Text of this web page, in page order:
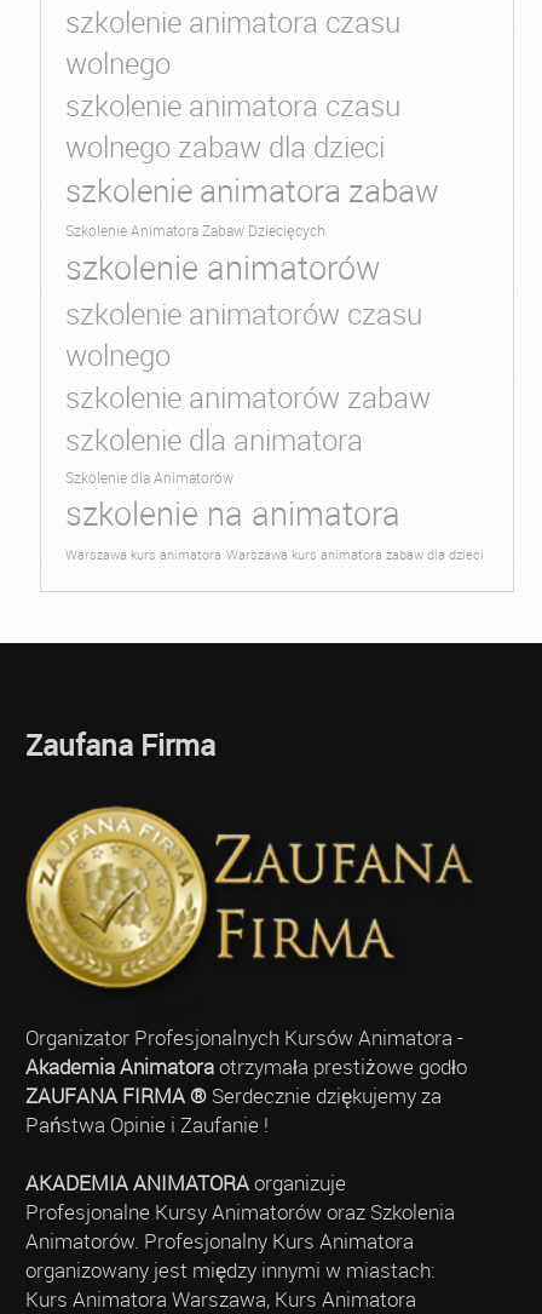
szkolenie animatora czasu
wolnego
szkolenie animatora czasu
wolnego zabaw dla dzieci
szkolenie animatora zabaw
Szkolenie Animatora Zabaw Dziecięcych
szkolenie animatorów
szkolenie animatorów czasu
wolnego
szkolenie animatorów zabaw
szkolenie dla animatora
Szkolenie dla Animatorów
szkolenie na animatora
Warszawa kurs animatora Warszawa kurs animatora zabaw dla dzieci
Zaufana Firma
Organizator Profesjonalnych Kursów Animatora -
Akademia Animatoraotrzymała prestiżowe godło
ZAUFANA FIRMA ®Serdecznie dziękujemy za
Państwa Opinie i Zaufanie !
AKADEMIA ANIMATORAorganizuje
Profesjonalne Kursy Animatorów oraz Szkolenia
Animatorów. Profesjonalny Kurs Animatora
organizowany jest między innymi w miastach:
Kurs Animatora Warszawa, Kurs Animatora